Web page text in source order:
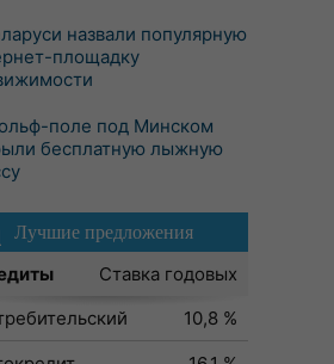
назвали популярную
площадку
поле под Минском
бесплатную лыжную
Лучшие предложения
Ставка годовых
10,8 %